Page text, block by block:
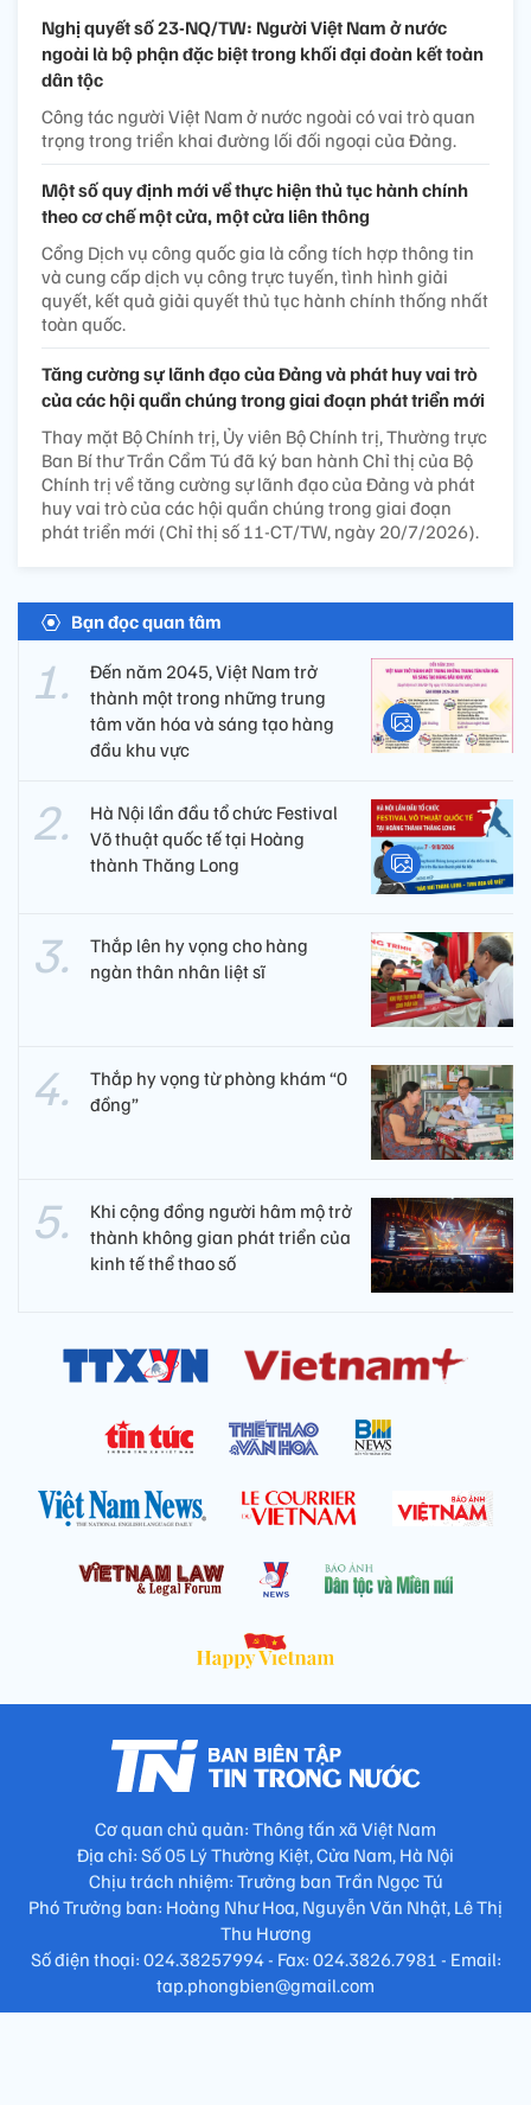
Nghị quyết số 23-NQ/TW: Người Việt Nam ở nước
ngoài là bộ phận đặc biệt trong khối đại đoàn kết toàn
dân tộc
Công tác người Việt Nam ở nước ngoài có vai trò quan
trọng trong triển khai đường lối đối ngoại của Đảng.
Một số quy định mới về thực hiện thủ tục hành chính
theo cơ chế một cửa, một cửa liên thông
Cổng Dịch vụ công quốc gia là cổng tích hợp thông tin
và cung cấp dịch vụ công trực tuyến, tình hình giải
quyết, kết quả giải quyết thủ tục hành chính thống nhất
toàn quốc.
Tăng cường sự lãnh đạo của Đảng và phát huy vai trò
của các hội quần chúng trong giai đoạn phát triển mới
Thay mặt Bộ Chính trị, Ủy viên Bộ Chính trị, Thường trực
Ban Bí thư Trần Cẩm Tú đã ký ban hành Chỉ thị của Bộ
Chính trị về tăng cường sự lãnh đạo của Đảng và phát
huy vai trò của các hội quần chúng trong giai đoạn
phát triển mới (Chỉ thị số 11-CT/TW, ngày 20/7/2026).
Bạn đọc quan tâm
Đến năm 2045, Việt Nam trở
thành một trong những trung
tâm văn hóa và sáng tạo hàng
đầu khu vực
Hà Nội lần đầu tổ chức Festival
Võ thuật quốc tế tại Hoàng
thành Thăng Long
Thắp lên hy vọng cho hàng
ngàn thân nhân liệt sĩ
Thắp hy vọng từ phòng khám “0
đồng”
Khi cộng đồng người hâm mộ trở
thành không gian phát triển của
kinh tế thể thao số
Cơ quan chủ quản: Thông tấn xã Việt Nam
Địa chỉ: Số 05 Lý Thường Kiệt, Cửa Nam, Hà Nội
Chịu trách nhiệm: Trưởng ban Trần Ngọc Tú
Phó Trưởng ban: Hoàng Như Hoa, Nguyễn Văn Nhật, Lê Thị
Thu Hương
Số điện thoại: 024.38257994 - Fax: 024.3826.7981 - Email:
tap.phongbien@gmail.com